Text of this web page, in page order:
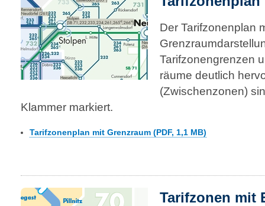
Der Tarifzonenplan
Tarifzonengrenzen
räume deutlich
(Zwischenzonen)
Klammer markiert.
Tarifzonenplan mit Grenzraum (PDF, 1,1 MB)
Tarifzonen mit